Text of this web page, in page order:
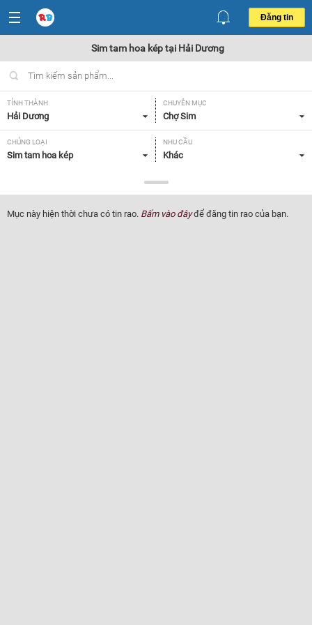
Đăng tin
Sim tam hoa kép tại Hải Dương
TỈNH THÀNH
Hải Dương
CHUYÊN MỤC
Chợ Sim
CHỦNG LOẠI
Sim tam hoa kép
NHU CẦU
Khác
Tất cả
Mục này hiện thời chưa có tin rao. Bấm vào đâyđể đăng tin rao của bạn.